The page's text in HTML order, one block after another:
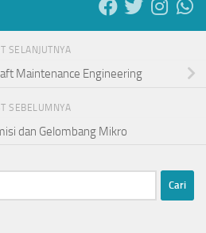
SELANJUTNYA
Maintenance Engineering
SEBELUMNYA
dan Gelombang Mikro